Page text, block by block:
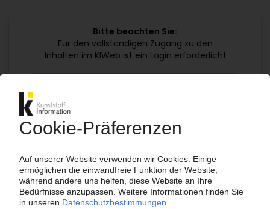
Bitte beachten Sie:
Für den vollständigen Zugang zu den
Inhalten im KIWeb ist ein Login erforderlich!
Jetzt weiterlesen mit einem KI Abo:
Ihr KI Zugang
jährlich kündbar
ab99€/Monat